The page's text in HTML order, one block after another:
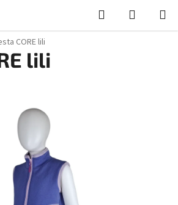
Hľadať
KOŠÍK
CORE lili
lili